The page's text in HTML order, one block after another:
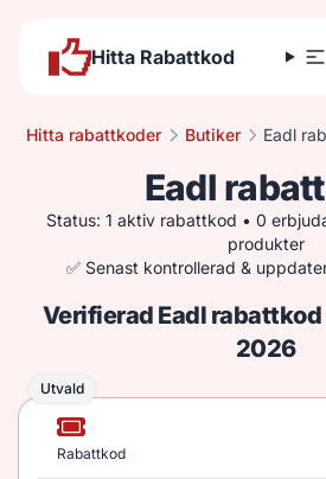
Hitta Rabattkod
Hitta rabattkoder Butiker Eadl
Eadl
Status: 1 aktiv rabattkod • 0
produkter
✅ Senast kontrollerad &
Verifierad Eadl
2026
Utvald
Rabattkod